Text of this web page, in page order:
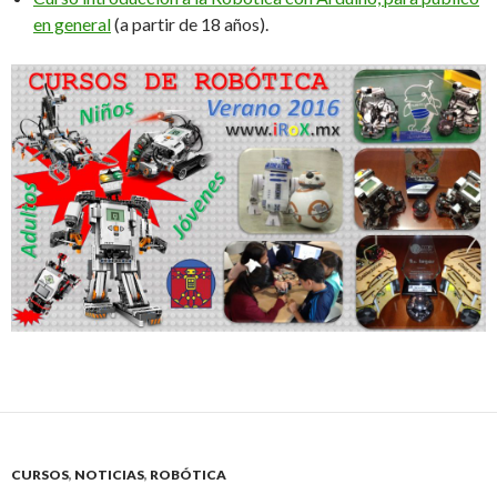
en general(a partir de 18 años).
CURSOS, NOTICIAS, ROBÓTICA